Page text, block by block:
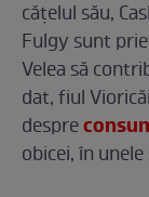
cățelul său,
Fulgy sunt
Velea să
dat, fiul
despre
obicei, în